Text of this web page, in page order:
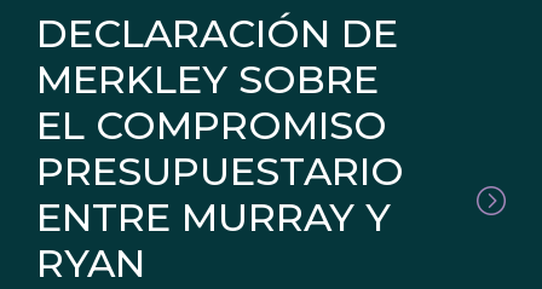
DECLARACIÓN DE
MERKLEY SOBRE
EL COMPROMISO
PRESUPUESTARIO
ENTRE MURRAY Y
RYAN